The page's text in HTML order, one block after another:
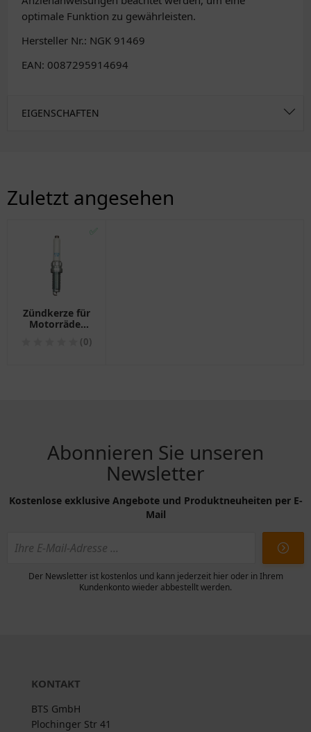
optimale Funktion zu gewährleisten.
Hersteller Nr.: NGK 91469
EAN: 0087295914694
EIGENSCHAFTEN
Zuletzt angesehen
✅
Zündkerze für
Motorräder
SILZKGR8G8S(0)
Abonnieren Sie unseren
Newsletter
Kostenlose exklusive Angebote und Produktneuheiten per E-
Mail
Der Newsletter ist kostenlos und kann jederzeit hier oder in Ihrem
Kundenkonto wieder abbestellt werden.
KONTAKT
BTS GmbH
Plochinger Str 41